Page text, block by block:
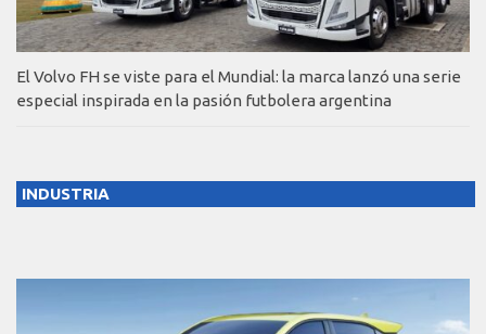
El Volvo FH se viste para el Mundial: la marca lanzó una serie
especial inspirada en la pasión futbolera argentina
INDUSTRIA